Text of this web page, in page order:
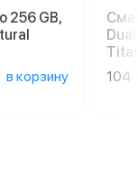
256 GB,
в корзину
104